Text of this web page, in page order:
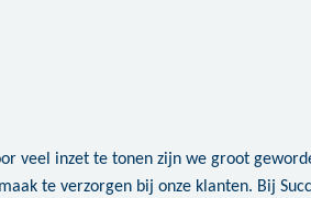
veel inzet te tonen zijn we groot
te verzorgen bij onze klanten. Bij